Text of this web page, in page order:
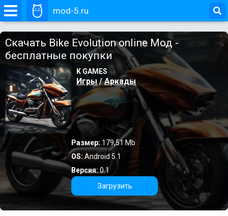
mod-5.ru
Скачать Bike Evolution online Мод -
бесплатные покупки
K GAMES
Игры/Аркады
Размер:179,51 Mb
OS:Android 5.1
Версия:0.1
Загрузить